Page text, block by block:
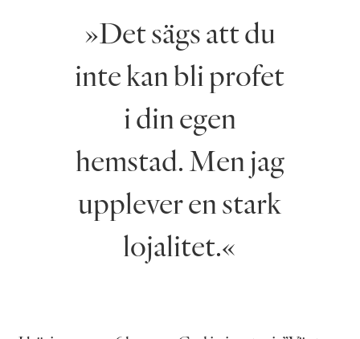
»Det sägs att du
inte kan bli profet
i din egen
hemstad. Men jag
upplever en stark
lojalitet.«